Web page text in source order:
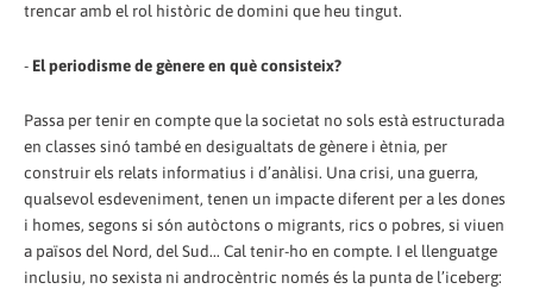
trencar amb el rol històric de domini que heu tingut.
- El periodisme de gènere en què consisteix?
Passa per tenir en compte que la societat no sols està estructurada
en classes sinó també en desigualtats de gènere i ètnia, per
construir els relats informatius i d’anàlisi. Una crisi, una guerra,
qualsevol esdeveniment, tenen un impacte diferent per a les dones
i homes, segons si són autòctons o migrants, rics o pobres, si viuen
a països del Nord, del Sud... Cal tenir-ho en compte. I el llenguatge
inclusiu, no sexista ni androcèntric només és la punta de l’iceberg: